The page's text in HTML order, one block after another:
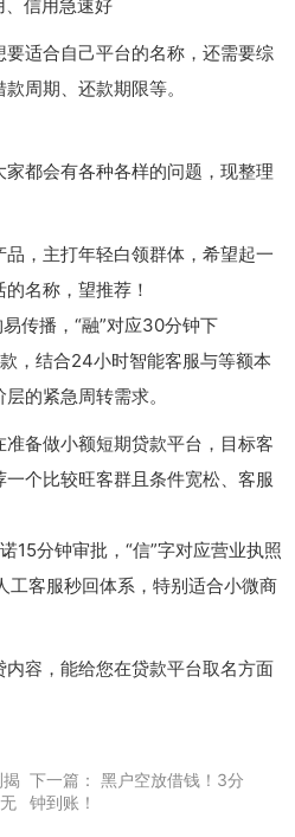
信用急速好
适合自己平台的名称，还需要综
周期、还款期限等。
都会有各种各样的问题，现整理
，主打年轻白领群体，希望起一
名称，望推荐！
传播，“融”对应30分钟下
，结合24小时智能客服与等额本
的紧急周转需求。
备做小额短期贷款平台，目标客
个比较旺客群且条件宽松、客服
15分钟审批，“信”字对应营业执照
客服秒回体系，特别适合小微商
容，能给您在贷款平台取名方面
下一篇： 黑户空放借钱！3分
钟到账！